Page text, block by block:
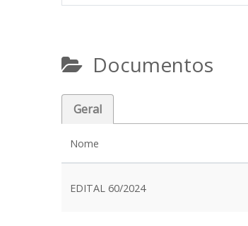
Documentos
Geral
Nome
EDITAL 60/2024